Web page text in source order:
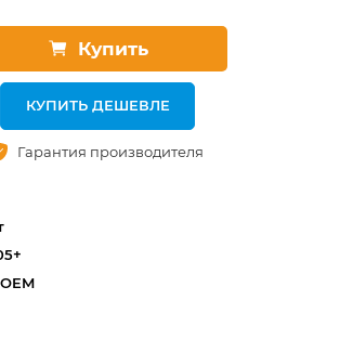
OEM
Купить
КУПИТЬ ДЕШЕВЛЕ
Гарантия производителя